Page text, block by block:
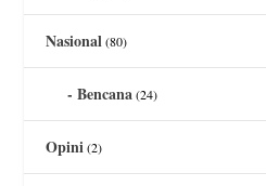
Nasional(80)
Bencana(24)
Opini(2)